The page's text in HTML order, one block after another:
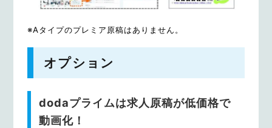
※Aタイプのプレミア原稿はありません。
オプション
dodaプライムは求人原稿が低価格で
動画化！